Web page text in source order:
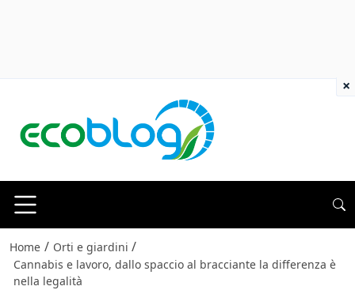
Home / Orti e giardini /
Cannabis e lavoro, dallo spaccio al bracciante la differenza è
nella legalità
×